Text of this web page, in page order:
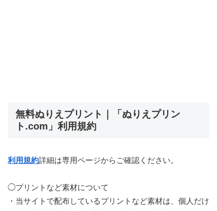
無料ぬりえプリント｜「ぬりえプリン
ト.com」利用規約
利用規約詳細は専用ページからご確認ください。
◯プリントなど素材について
・当サイトで配布しているプリントなど素材は、個人だけ